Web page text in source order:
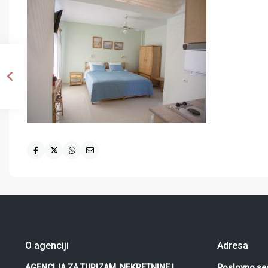
O agenciji Adresa